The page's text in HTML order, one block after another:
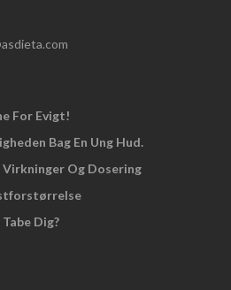
For Evigt!
Bag En Ung Hud.
Og Dosering
Dig?